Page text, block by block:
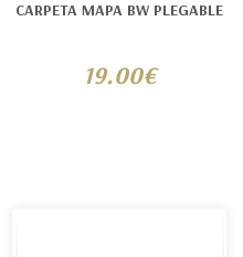
CARPETA MAPA BW PLEGABLE
19.00€